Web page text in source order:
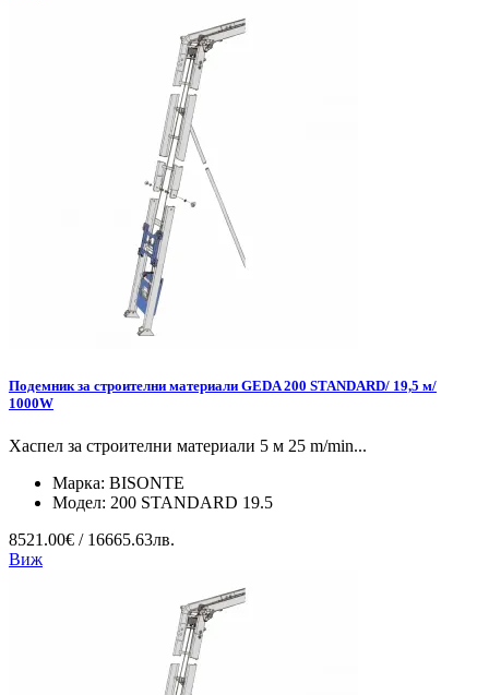
Подемник за строителни материали GEDA 200 STANDARD/ 19,5 м/
1000W
Хаспел за строителни материали 5 м 25 m/min...
Марка: BISONTE
Модел: 200 STANDARD 19.5
8521.00€ / 16665.63лв.
Виж